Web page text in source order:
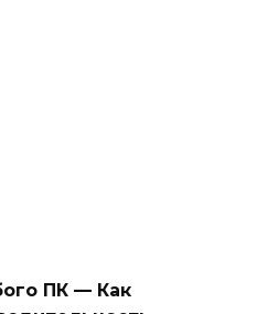
ПК — Как